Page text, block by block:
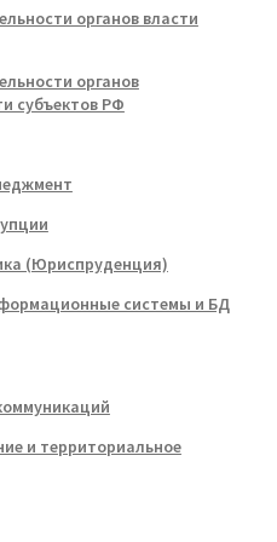
органов власти
органов
субъектов РФ
(Юриспруденция)
системы и БД
и территориальное